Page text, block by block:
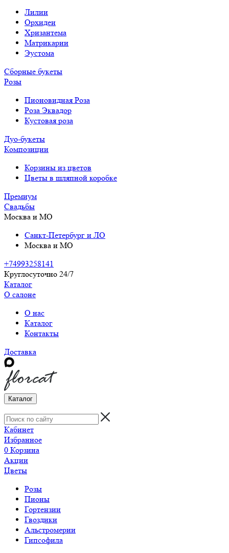
Лилии
Орхидеи
Хризантема
Матрикарии
Эустома
Сборные букеты
Розы
Пионовидная Роза
Роза Эквадор
Кустовая роза
Дуо-букеты
Композиции
Корзины из цветов
Цветы в шляпной коробке
Премиум
Свадьбы
Москва и МО
Санкт-Петербург и ЛО
Москва и МО
+74993258141
Круглосуточно 24/7
Каталог
О салоне
О нас
Каталог
Контакты
Доставка
Каталог
Кабинет
Избранное
0 Корзина
Акции
Цветы
Розы
Пионы
Гортензии
Гвоздики
Альстромерии
Гипсофила